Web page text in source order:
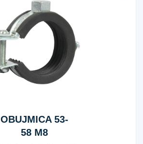
OBUJMICA 53-
58 M8